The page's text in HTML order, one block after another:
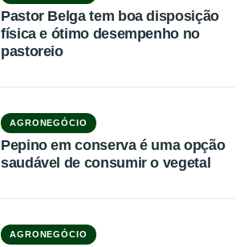
Pastor Belga tem boa disposição
física e ótimo desempenho no
pastoreio
AGRONEGÓCIO
Pepino em conserva é uma opção
saudável de consumir o vegetal
AGRONEGÓCIO